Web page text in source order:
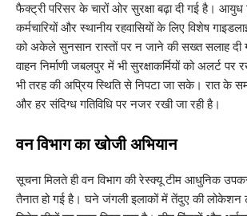
​फैक्ट्री परिसर के चारों ओर सुरक्षा बढ़ा दी गई है। आयुध
कर्मचारियों और स्थानीय रहवासियों के लिए विशेष
को अकेले सुनसान रास्तों पर न जाने की सख्त सलाह
वाहन निर्माणी जबलपुर में भी सुरक्षाकर्मियों को अलर्ट पर
भी तरह की अप्रिय स्थिति से निपटा जा सके। रात के
और हर संदिग्ध गतिविधि पर नजर रखी जा रही है।
​वन विभाग का खोजी अभियान
​सूचना मिलते ही वन विभाग की रेस्क्यू टीम आधुनिक
तैनात हो गई है। घने जंगली इलाकों में तेंदुए की